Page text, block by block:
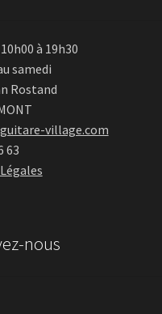
à 19h30
samedi
Rostand
village.com
63
nous